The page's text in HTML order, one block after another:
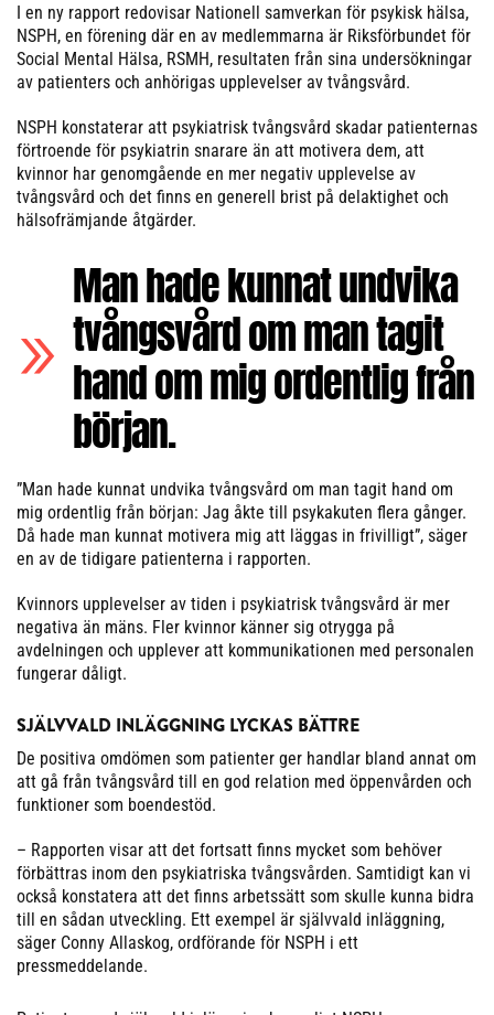
I en ny rapport redovisar Nationell samverkan för psykisk hälsa,
NSPH, en förening där en av medlemmarna är Riksförbundet för
Social Mental Hälsa, RSMH, resultaten från sina undersökningar
av patienters och anhörigas upplevelser av tvångsvård.
NSPH konstaterar att psykiatrisk tvångsvård skadar patienternas
förtroende för psykiatrin snarare än att motivera dem, att
kvinnor har genomgående en mer negativ upplevelse av
tvångsvård och det finns en generell brist på delaktighet och
hälsofrämjande åtgärder.
Man hade kunnat undvika
tvångsvård om man tagit
hand om mig ordentlig från
början.
”Man hade kunnat undvika tvångsvård om man tagit hand om
mig ordentlig från början: Jag åkte till psykakuten flera gånger.
Då hade man kunnat motivera mig att läggas in frivilligt”, säger
en av de tidigare patienterna i rapporten.
Kvinnors upplevelser av tiden i psykiatrisk tvångsvård är mer
negativa än mäns. Fler kvinnor känner sig otrygga på
avdelningen och upplever att kommunikationen med personalen
fungerar dåligt.
SJÄLVVALD INLÄGGNING LYCKAS BÄTTRE
De positiva omdömen som patienter ger handlar bland annat om
att gå från tvångsvård till en god relation med öppenvården och
funktioner som boendestöd.
– Rapporten visar att det fortsatt finns mycket som behöver
förbättras inom den psykiatriska tvångsvården. Samtidigt kan vi
också konstatera att det finns arbetssätt som skulle kunna bidra
till en sådan utveckling. Ett exempel är självvald inläggning,
säger Conny Allaskog, ordförande för NSPH i ett
pressmeddelande.